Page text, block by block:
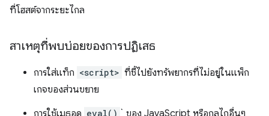
ที่โฮสต์จากระยะไกล
สาเหตุที่พบบ่อยของการปฏิเสธ
การใส่แท็ก <script> ที่ชี้ไปยังทรัพยากรที่ไม่อยู่ในแพ็ก
เกจของส่วนขยาย
การใช้เมธอด eval() ` ของ JavaScript หรือกลไกอื่นๆ